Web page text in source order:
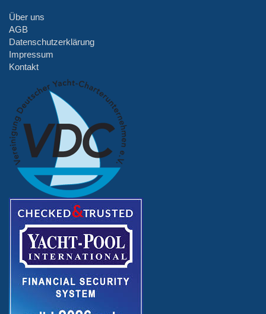
Über uns
AGB
Datenschutzerklärung
Impressum
Kontakt